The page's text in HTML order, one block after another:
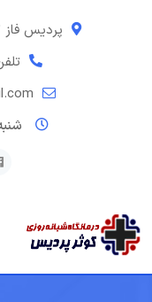
پردیس فاز 2 ، ضلع شمال غربی میدان امام